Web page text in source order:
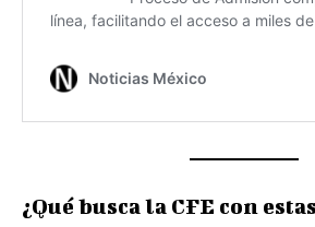
¿Qué busca la CFE con